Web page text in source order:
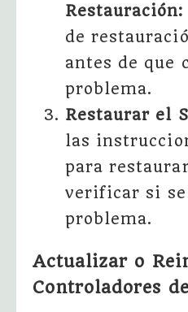
Restauración:
de
antes de que
problema.
Restaurar el
las
para
verificar si
problema.
Actualizar o
Controladores